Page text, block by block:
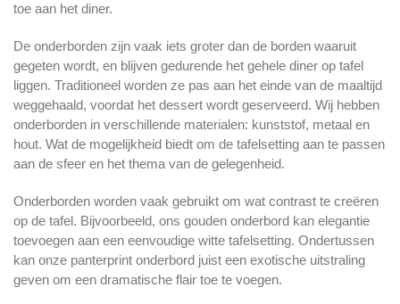
toe aan het diner.
De onderborden zijn vaak iets groter dan de borden waaruit
gegeten wordt, en blijven gedurende het gehele diner op tafel
liggen. Traditioneel worden ze pas aan het einde van de maaltijd
weggehaald, voordat het dessert wordt geserveerd. Wij hebben
onderborden in verschillende materialen: kunststof, metaal en
hout. Wat de mogelijkheid biedt om de tafelsetting aan te passen
aan de sfeer en het thema van de gelegenheid.
Onderborden worden vaak gebruikt om wat contrast te creëren
op de tafel. Bijvoorbeeld, ons gouden onderbord kan elegantie
toevoegen aan een eenvoudige witte tafelsetting. Ondertussen
kan onze panterprint onderbord juist een exotische uitstraling
geven om een dramatische flair toe te voegen.